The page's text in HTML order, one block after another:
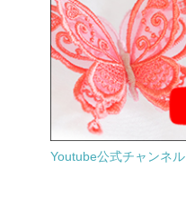
Youtube公式チャンネル